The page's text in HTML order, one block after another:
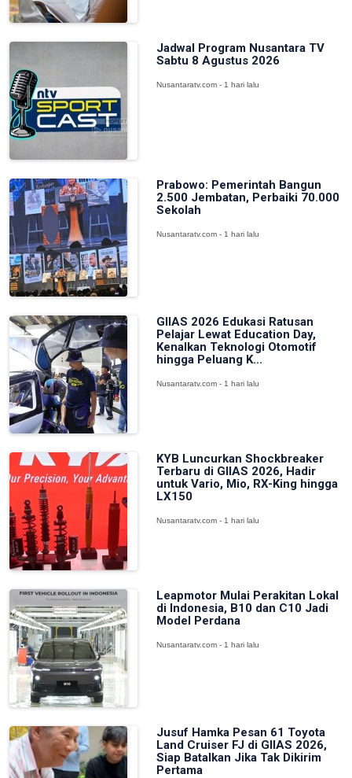
Jadwal Program Nusantara TV
Sabtu 8 Agustus 2026
Nusantaratv.com - 1 hari lalu
Prabowo: Pemerintah Bangun
2.500 Jembatan, Perbaiki 70.000
Sekolah
Nusantaratv.com - 1 hari lalu
GIIAS 2026 Edukasi Ratusan
Pelajar Lewat Education Day,
Kenalkan Teknologi Otomotif
hingga Peluang K...
Nusantaratv.com - 1 hari lalu
KYB Luncurkan Shockbreaker
Terbaru di GIIAS 2026, Hadir
untuk Vario, Mio, RX-King hingga
LX150
Nusantaratv.com - 1 hari lalu
Leapmotor Mulai Perakitan Lokal
di Indonesia, B10 dan C10 Jadi
Model Perdana
Nusantaratv.com - 1 hari lalu
Jusuf Hamka Pesan 61 Toyota
Land Cruiser FJ di GIIAS 2026,
Siap Batalkan Jika Tak Dikirim
Pertama